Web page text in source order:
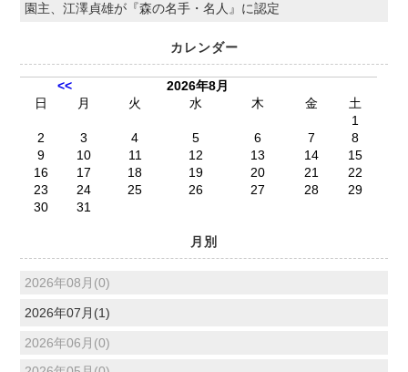
園主、江澤貞雄が『森の名手・名人』に認定
カレンダー
<<
2026年8月
日
月 火 水 木 金
土
1
2
3 4 5 6 7
8
9
10 11 12 13 14
15
16
17 18 19 20 21
22
23
24 25 26 27 28
29
30
31
月別
2026年08月(0)
2026年07月(1)
2026年06月(0)